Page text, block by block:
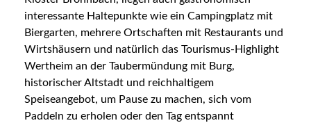
interessante Haltepunkte wie ein Campingplatz mit
Biergarten, mehrere Ortschaften mit Restaurants und
Wirtshäusern und natürlich das Tourismus-Highlight
Wertheim an der Taubermündung mit Burg,
historischer Altstadt und reichhaltigem
Speiseangebot, um Pause zu machen, sich vom
Paddeln zu erholen oder den Tag entspannt